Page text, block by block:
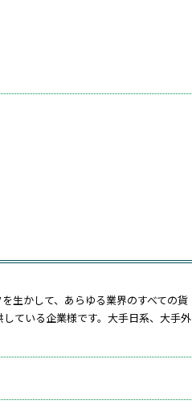
生かして、あらゆる業界のすべての貨
ている企業様です。大手日系、大手外